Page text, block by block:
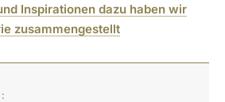
Inspirationen dazu haben wir
zusammengestellt